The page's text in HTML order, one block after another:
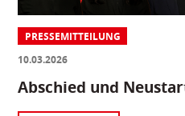
PRESSEMITTEILUNG
10.03.2026
Abschied und